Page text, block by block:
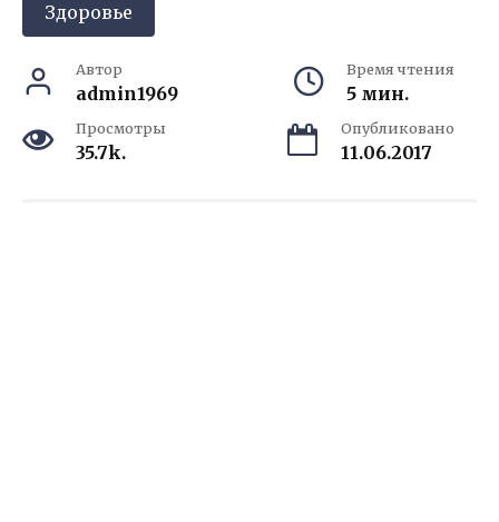
Здоровье
Автор
admin1969
Время чтения
5 мин.
Просмотры
35.7k.
Опубликовано
11.06.2017